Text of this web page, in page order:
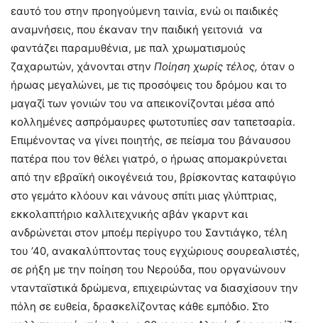
εαυτό του στην προηγούμενη ταινία, ενώ οι παιδικές
αναμνήσεις, που έκαναν την παιδική γειτονιά να
φαντάζει παραμυθένια, με παλ χρωματισμούς
ζαχαρωτών, χάνονται στην Ποίηση χωρίς τέλος, όταν ο
ήρωας μεγαλώνει, με τις προσόψεις του δρόμου και το
μαγαζί των γονιών του να απεικονίζονται μέσα από
κολλημένες ασπρόμαυρες φωτοτυπίες σαν ταπετσαρία.
Επιμένοντας να γίνει ποιητής, σε πείσμα του βάναυσου
πατέρα που τον θέλει γιατρό, ο ήρωας απομακρύνεται
από την εβραϊκή οικογένειά του, βρίσκοντας καταφύγιο
στο γεμάτο κλόουν και νάνους σπίτι μιας γλύπτριας,
εκκολαπτήριο καλλιτεχνικής αβάν γκαρντ και
ανδρώνεται στον μποέμ περίγυρο του Σαντιάγκο, τέλη
του ’40, ανακαλύπτοντας τους εγχώριους σουρεαλιστές,
σε ρήξη με την ποίηση του Νερούδα, που οργανώνουν
ντανταϊστικά δρώμενα, επιχειρώντας να διασχίσουν την
πόλη σε ευθεία, δρασκελίζοντας κάθε εμπόδιο. Στο